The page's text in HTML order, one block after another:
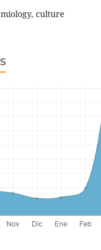
culture